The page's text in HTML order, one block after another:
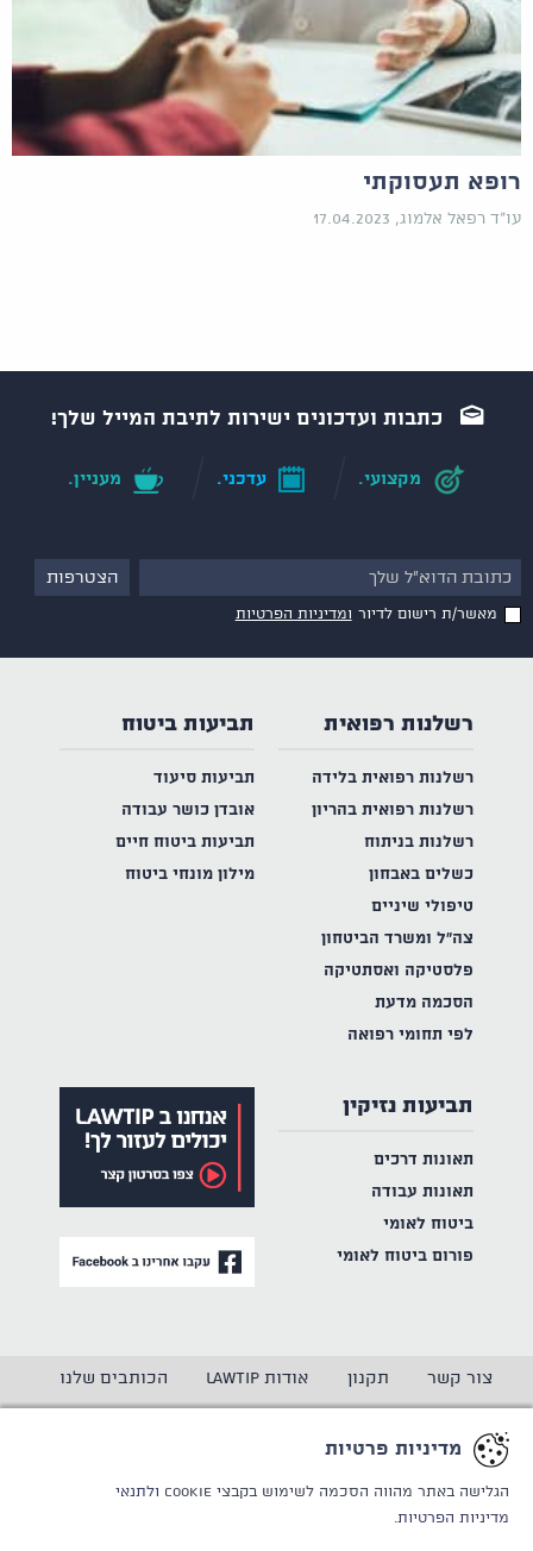
רופא תעסוקתי
עו"ד רפאל אלמוג, 17.04.2023
כתבות ועדכונים ישירות לתיבת המייל שלך!
מקצועי. עדכני. מעניין.
מאשר/ת רישום לדיור ומדיניות הפרטיות
רשלנות רפואית
רשלנות רפואית בלידה
רשלנות רפואית בהריון
רשלנות בניתוח
כשלים באבחון
טיפולי שיניים
צה"ל ומשרד הביטחון
פלסטיקה ואסתטיקה
הסכמה מדעת
לפי תחומי רפואה
תביעות ביטוח
תביעות סיעוד
אובדן כושר עבודה
תביעות ביטוח חיים
מילון מונחי ביטוח
תביעות נזיקין
תאונות דרכים
תאונות עבודה
ביטוח לאומי
פורום ביטוח לאומי
צור קשר תקנון אודות LAWTIP הכותבים שלנו
מדיניות פרטיות
הגלישה באתר מהווה הסכמה לשימוש בקבצי Cookie
ולתנאי
מדיניות הפרטיות.